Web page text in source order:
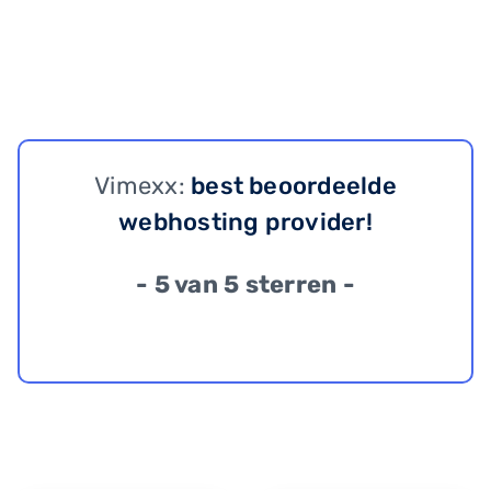
Vimexx: best beoordeelde
webhosting provider!
- 5 van 5 sterren -